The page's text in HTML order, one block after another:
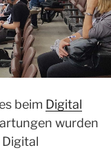
beim Digital
wurden